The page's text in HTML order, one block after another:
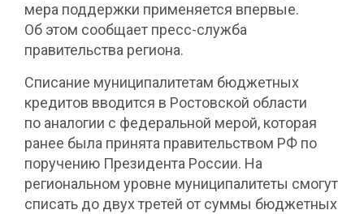
мера поддержки применяется впервые.
Об этом сообщает пресс-служба
правительства региона.
Списание муниципалитетам бюджетных
кредитов вводится в Ростовской области
по аналогии с федеральной мерой, которая
ранее была принята правительством РФ по
поручению Президента России. На
региональном уровне муниципалитеты смогут
списать до двух третей от суммы бюджетных